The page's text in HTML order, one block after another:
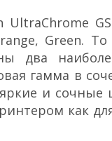
UltraChrome
Green.
два
гамма в
и сочные
как